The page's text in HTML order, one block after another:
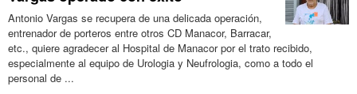
Antonio Vargas se recupera de una delicada operación,
entrenador de porteros entre otros CD Manacor, Barracar,
etc., quiere agradecer al Hospital de Manacor por el trato recibido,
especialmente al equipo de Urologia y Neufrologia, como a todo el
personal de ...